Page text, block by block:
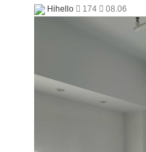
Hihello 174 08.06